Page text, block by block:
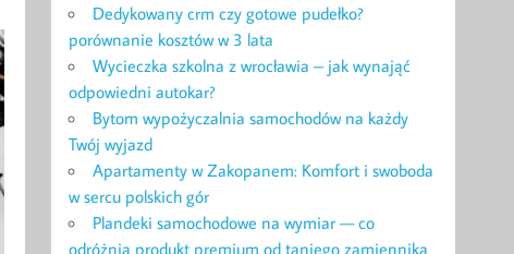
Dedykowany crm czy gotowe pudełko?
porównanie kosztów w 3 lata
Wycieczka szkolna z wrocławia – jak wynająć
odpowiedni autokar?
Bytom wypożyczalnia samochodów na każdy
Twój wyjazd
Apartamenty w Zakopanem: Komfort i swoboda
w sercu polskich gór
Plandeki samochodowe na wymiar — co
odróżnia produkt premium od taniego zamiennika